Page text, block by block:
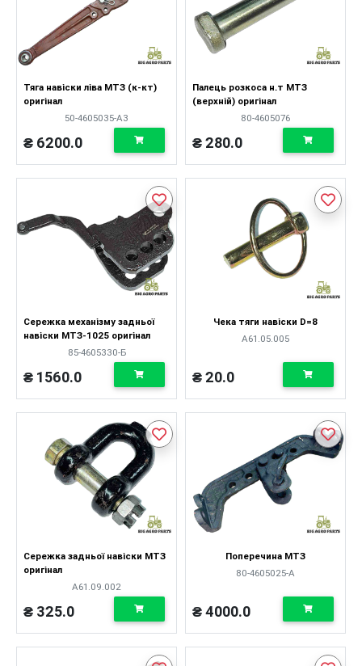
Тяга навіски ліва МТЗ (к-кт)
оригінал
50-4605035-А3
₴ 6200.0
Палець розкоса н.т МТЗ
(верхній) оригінал
80-4605076
₴ 280.0
Сережка механізму задньої
навіски МТЗ-1025 оригінал
85-4605330-Б
₴ 1560.0
Чека тяги навіски D=8
А61.05.005
₴ 20.0
Сережка задньої навіски МТЗ
оригінал
А61.09.002
₴ 325.0
Поперечина МТЗ
80-4605025-А
₴ 4000.0